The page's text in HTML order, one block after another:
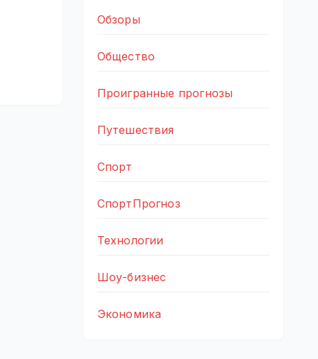
Обзоры
Общество
Проигранные прогнозы
Путешествия
Спорт
СпортПрогноз
Технологии
Шоу-бизнес
Экономика